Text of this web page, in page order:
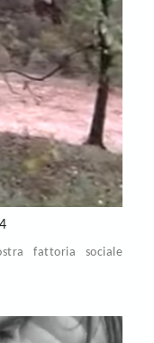
fattoria sociale